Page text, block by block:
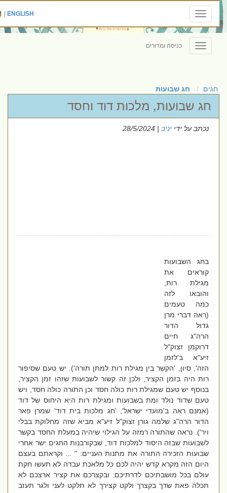
Toggle
navigation
ENGLISH
|
Toggle
navigation
כניסה ומדורים
חגים חג שבועות
חג שבועות, מלכות דוד וחסד
נכתב על ידייניב| 28/5/2024
בחג השבועות
קוראים את
מגילת רות,
והובאו לזה
כמה טעמים
(ראה דברי מרן
גדול הדור
הרה"ג חיים
דרוקמן זצוק"ל
זיע"א ב'לזמן
הזה', סיון, 'הקשר בין מגילת רות למתן תורה'). יש טעם שסיפור
רות היה בזמן הקציר, ולכן זה קשור לשבועות שזהו זמן הקציר,
בנוסף יש טעם שמגילת רות כולה חסד וכן התורה כולה חסד, ויש
טעם שדוד נולד ומת בשבועות ומגילת רות היא היחוס של דוד
(אמנם ראה ב'מועדי ישראל', 'חג מלכות בית דוד' שמרן פאר
הדור הרה"ג שלמה גורן זצוק"ל זיע"א מביא שזה מחלוקת בבלי
ויר'). נראה שהתורה רמזה על הגילוי שיהיה במעלת החסד בקשר
לשבועות שבזה היסוד למלכות דוד, שבקורבנות החגים ישר אחרי
שבועות הזכירה התורה את מתנות העניים: " ...
וקראתם בעצם
היום הזה מקרא קדש יהיה לכם כל מלאכת עבדה לא תעשו חקת
עולם בכל מושבתיכם לדרתיכם. ובקצרכם את קציר ארצכם לא
תכלה פאת שדך בקצרך ולקט קצירך לא תלקט לעני ולגר תעזב